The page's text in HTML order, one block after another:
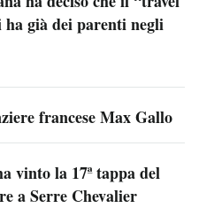
già dei parenti negli
francese Max Gallo
vinto la 17ª tappa del
a Serre Chevalier